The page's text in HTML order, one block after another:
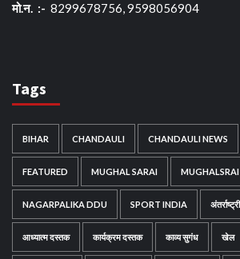
मो.न. :- 8299678756, 9598056904
Tags
BIHAR CHANDAULI CHANDAULI NEWS
FEATURED MUGHAL SARAI MUGHALSRAI
NAGARPALIKA DDU SPORT INDIA
आध्यात्म दस्तक कार्यक्रम दस्तक काव्य सुगंध खेल